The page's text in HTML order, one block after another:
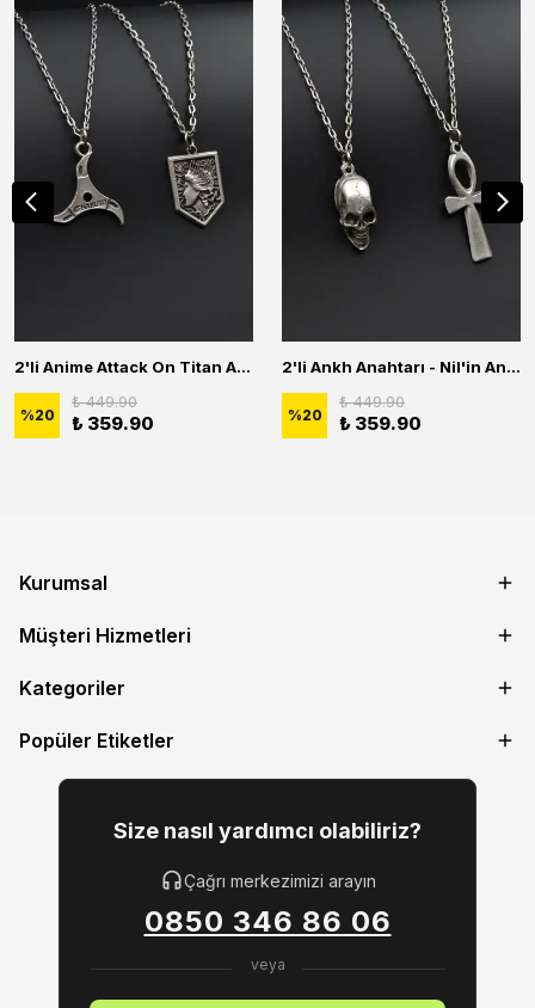
2'li Anime Attack On Titan Acrylic Maria Anime Naruto Erkek Kadın Kolye Seti
%20
₺ 449.90
₺ 359.90
2'li Ankh Anahtarı - Nil'in Anahtarı - Kuru Kafa Erkek Kadın Kolye Seti
%20
₺ 449.90
₺ 359.90
Kurumsal
Müşteri Hizmetleri
Kategoriler
Popüler Etiketler
Size nasıl yardımcı olabiliriz?
Çağrı merkezimizi arayın
0850 346 86 06